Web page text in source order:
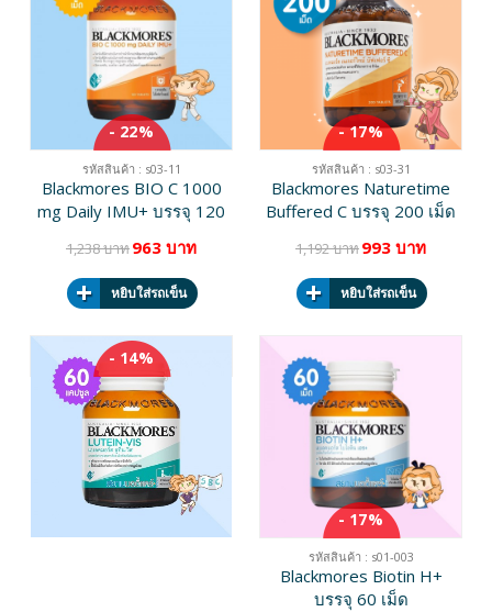
- 22%
รหัสสินค้า : s03-11
Blackmores BIO C 1000
mg Daily IMU+ บรรจุ 120
1,238 บาท963 บาท
หยิบใส่รถเข็น
- 17%
รหัสสินค้า : s03-31
Blackmores Naturetime
Buffered C บรรจุ 200 เม็ด
1,192 บาท993 บาท
หยิบใส่รถเข็น
- 14%
รหัสสินค้า : s04-10
Blackmores Lutein-Vis
บรรจุ 60 แคปซูล
890 บาท768 บาท
หยิบใส่รถเข็น - 17%
รหัสสินค้า : s01-003
Blackmores Biotin H+
บรรจุ 60 เม็ด